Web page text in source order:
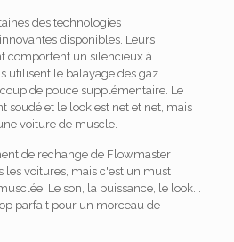
des technologies
disponibles. Leurs
comportent un silencieux à
utilisent le balayage des gaz
de pouce supplémentaire. Le
soudé et le look est net et net, mais
voiture de muscle.
de rechange de Flowmaster
les voitures, mais c'est un must
Le son, la puissance, le look. .
parfait pour un morceau de